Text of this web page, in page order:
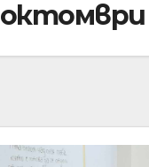
октомври